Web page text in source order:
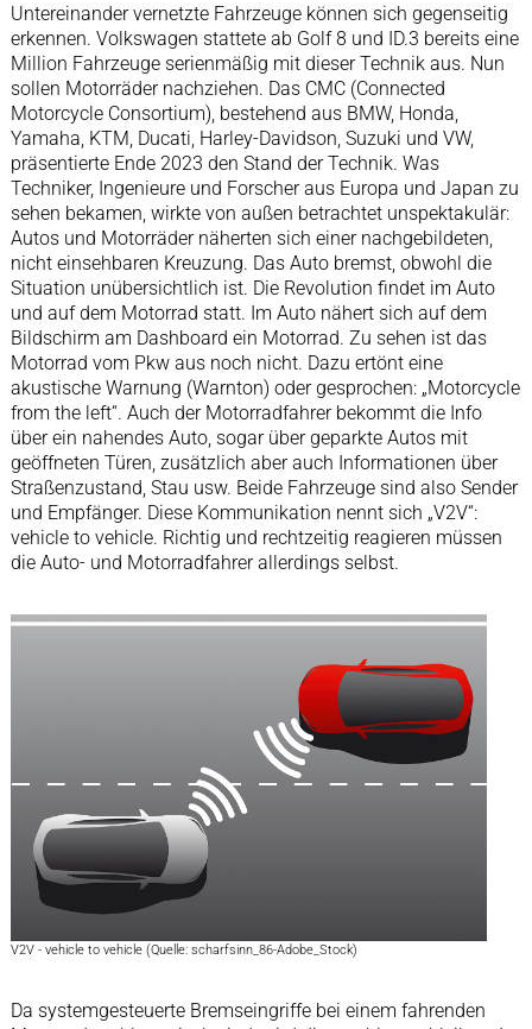
Untereinander vernetzte Fahrzeuge können sich gegenseitig
erkennen. Volkswagen stattete ab Golf 8 und ID.3 bereits eine
Million Fahrzeuge serienmäßig mit dieser Technik aus. Nun
sollen Motorräder nachziehen. Das CMC (Connected
Motorcycle Consortium), bestehend aus BMW, Honda,
Yamaha, KTM, Ducati, Harley-Davidson, Suzuki und VW,
präsentierte Ende 2023 den Stand der Technik. Was
Techniker, Ingenieure und Forscher aus Europa und Japan zu
sehen bekamen, wirkte von außen betrachtet unspektakulär:
Autos und Motorräder näherten sich einer nachgebildeten,
nicht einsehbaren Kreuzung. Das Auto bremst, obwohl die
Situation unübersichtlich ist. Die Revolution findet im Auto
und auf dem Motorrad statt. Im Auto nähert sich auf dem
Bildschirm am Dashboard ein Motorrad. Zu sehen ist das
Motorrad vom Pkw aus noch nicht. Dazu ertönt eine
akustische Warnung (Warnton) oder gesprochen: „Motorcycle
from the left“. Auch der Motorradfahrer bekommt die Info
über ein nahendes Auto, sogar über geparkte Autos mit
geöffneten Türen, zusätzlich aber auch Informationen über
Straßenzustand, Stau usw. Beide Fahrzeuge sind also Sender
und Empfänger. Diese Kommunikation nennt sich „V2V“:
vehicle to vehicle. Richtig und rechtzeitig reagieren müssen
die Auto- und Motorradfahrer allerdings selbst.
V2V - vehicle to vehicle (Quelle: scharfsinn_86-Adobe_Stock)
Da systemgesteuerte Bremseingriffe bei einem fahrenden